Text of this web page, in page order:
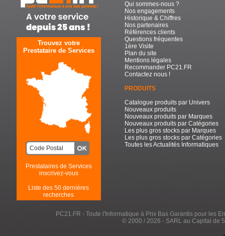
Trouvez votre
Prestataire de Services
Prestataires de Services
inscrivez-vous
Liste des 50 dernières
recherches
Qui sommes-nous ?
Nos engagements
Historique & Chiffres
Nos partenaires
Références clients
Questions fréquentes
1ère Visite
Plan du site
Mentions légales
Recommander PC21.FR
Contactez nous !
PRODUITS
Catalogue produits par Univers
Nouveaux produits
Nouveaux produits par Marques
Nouveaux produits par Catégories
Les plus gros stocks par Marques
Les plus gros stocks par Catégories
Toutes les Actualités Informatiques
PC21.FR - Toute l'Informatique à Prix Bas Garantis pour les
© 2000 / 2026 - SARL au Capital de